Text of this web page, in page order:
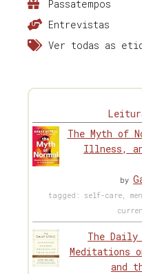
Passatempos
Entrevistas
Ver todas as
The Myth of
Illness,
by
tagged: self-care,
The
Meditations
and